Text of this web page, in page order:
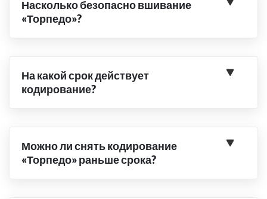
Насколько безопасно вшивание
«Торпедо»?
На какой срок действует
кодирование?
Можно ли снять кодирование
«Торпедо» раньше срока?